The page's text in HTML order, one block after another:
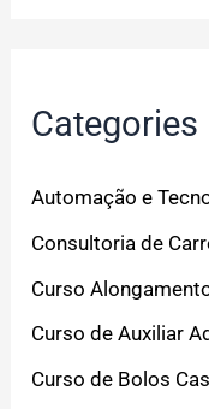
Categories
Automação e
Consultoria de
Curso
Curso de Auxiliar
Curso de Bolos